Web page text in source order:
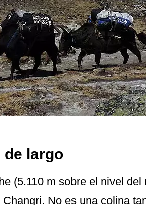
de largo
(5.110 m sobre el nivel
No es una colina